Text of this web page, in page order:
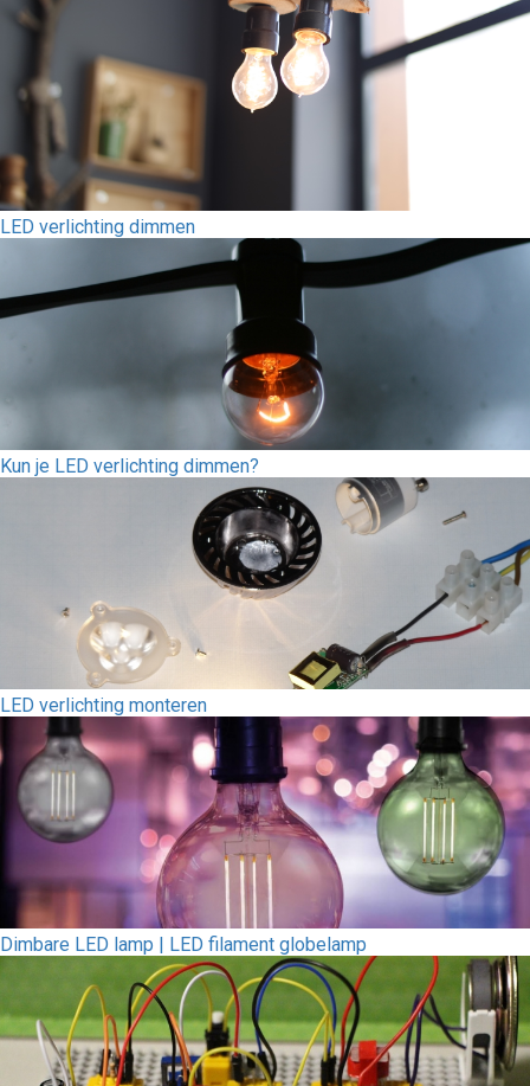
LED verlichting dimmen
Kun je LED verlichting dimmen?
LED verlichting monteren
Dimbare LED lamp | LED filament globelamp